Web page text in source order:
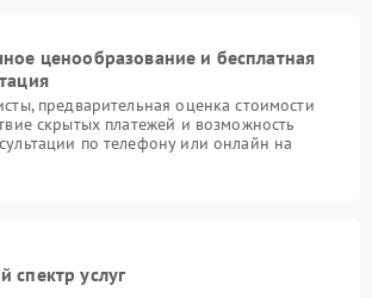
ценообразование и бесплатная
предварительная оценка стоимости
скрытых платежей и возможность
по телефону или онлайн на
спектр услуг